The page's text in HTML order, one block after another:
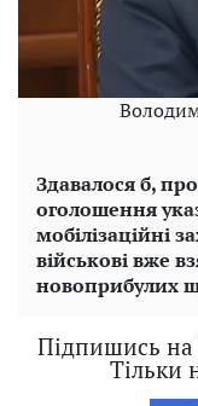
Здавалося б,
оголошення
мобілізаційні
військові вже
новоприбулих
Підпишись на
Тільки